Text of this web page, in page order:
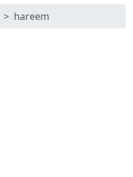
hareem